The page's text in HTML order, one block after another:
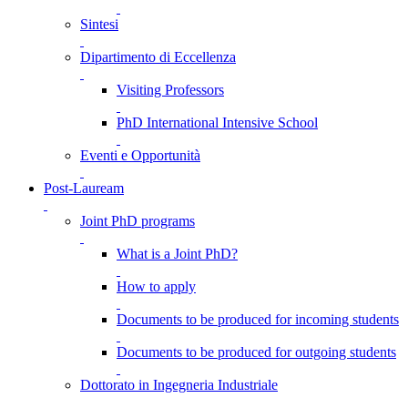
Sintesi
Dipartimento di Eccellenza
Visiting Professors
PhD International Intensive School
Eventi e Opportunità
Post-Lauream
Joint PhD programs
What is a Joint PhD?
How to apply
Documents to be produced for incoming students
Documents to be produced for outgoing students
Dottorato in Ingegneria Industriale